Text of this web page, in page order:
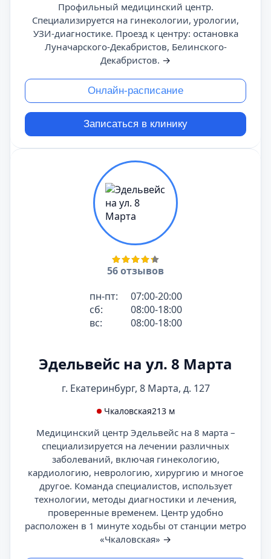
Профильный медицинский центр.
Специализируется на гинекологии, урологии,
УЗИ-диагностике. Проезд к центру: остановка
Луначарского-Декабристов, Белинского-
Декабристов. →
Онлайн-расписание
Записаться в клинику
56 отзывов
пн-пт:
07:00-20:00
сб:
08:00-18:00
вс:
08:00-18:00
Эдельвейс на ул. 8 Марта
г. Екатеринбург, 8 Марта, д. 127
Чкаловская213 м
Медицинский центр Эдельвейс на 8 марта –
специализируется на лечении различных
заболеваний, включая гинекологию,
кардиологию, неврологию, хирургию и многое
другое. Команда специалистов, использует
технологии, методы диагностики и лечения,
проверенные временем. Центр удобно
расположен в 1 минуте ходьбы от станции метро
«Чкаловская» →